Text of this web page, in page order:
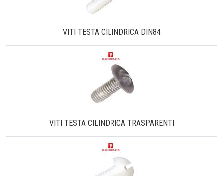
VITI TESTA CILINDRICA DIN84
VITI TESTA CILINDRICA TRASPARENTI